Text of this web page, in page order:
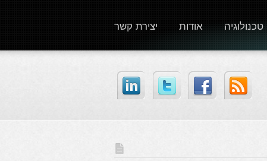
יצירת קשר אודות טכנולוגיה